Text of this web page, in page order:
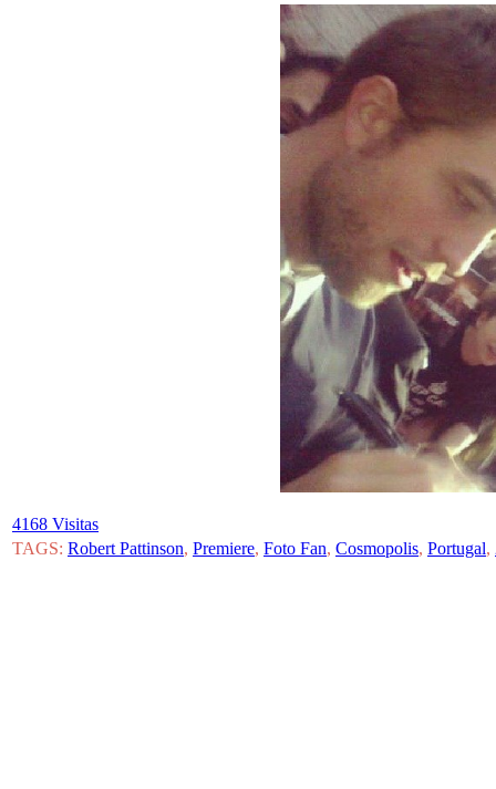
4168 Visitas
TAGS: Robert Pattinson, Premiere, Foto Fan, Cosmopolis, Portugal,